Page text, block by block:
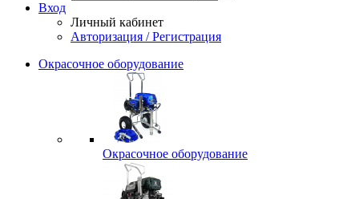
Вход
Личный кабинет
Авторизация / Регистрация
Окрасочное оборудование
Окрасочное оборудование